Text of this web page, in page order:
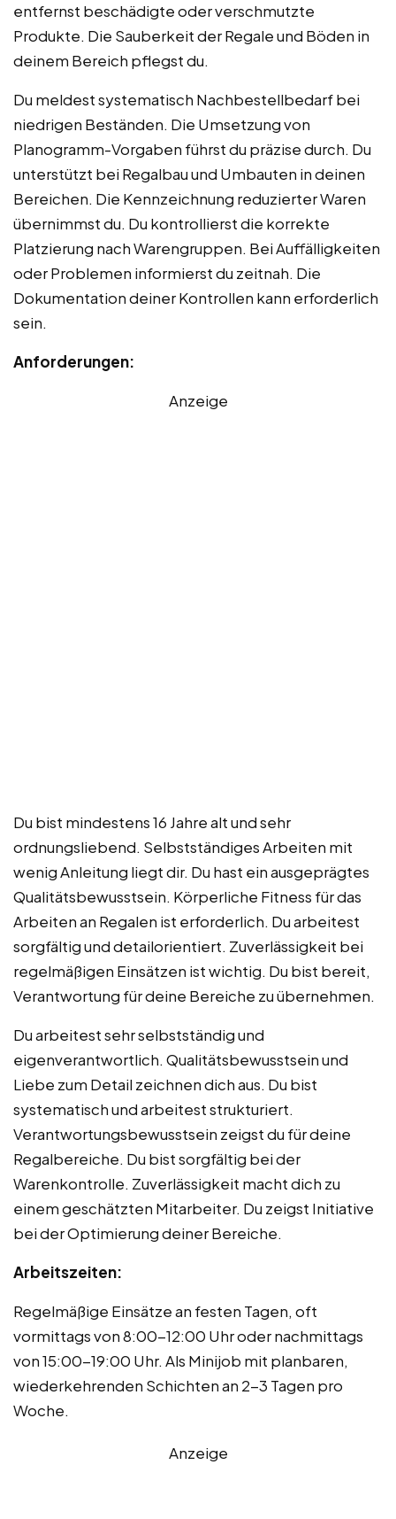
entfernst beschädigte oder verschmutzte
Produkte. Die Sauberkeit der Regale und Böden in
deinem Bereich pflegst du.
Du meldest systematisch Nachbestellbedarf bei
niedrigen Beständen. Die Umsetzung von
Planogramm-Vorgaben führst du präzise durch. Du
unterstützt bei Regalbau und Umbauten in deinen
Bereichen. Die Kennzeichnung reduzierter Waren
übernimmst du. Du kontrollierst die korrekte
Platzierung nach Warengruppen. Bei Auffälligkeiten
oder Problemen informierst du zeitnah. Die
Dokumentation deiner Kontrollen kann erforderlich
sein.
Anforderungen:
Anzeige
Du bist mindestens 16 Jahre alt und sehr
ordnungsliebend. Selbstständiges Arbeiten mit
wenig Anleitung liegt dir. Du hast ein ausgeprägtes
Qualitätsbewusstsein. Körperliche Fitness für das
Arbeiten an Regalen ist erforderlich. Du arbeitest
sorgfältig und detailorientiert. Zuverlässigkeit bei
regelmäßigen Einsätzen ist wichtig. Du bist bereit,
Verantwortung für deine Bereiche zu übernehmen.
Du arbeitest sehr selbstständig und
eigenverantwortlich. Qualitätsbewusstsein und
Liebe zum Detail zeichnen dich aus. Du bist
systematisch und arbeitest strukturiert.
Verantwortungsbewusstsein zeigst du für deine
Regalbereiche. Du bist sorgfältig bei der
Warenkontrolle. Zuverlässigkeit macht dich zu
einem geschätzten Mitarbeiter. Du zeigst Initiative
bei der Optimierung deiner Bereiche.
Arbeitszeiten:
Regelmäßige Einsätze an festen Tagen, oft
vormittags von 8:00-12:00 Uhr oder nachmittags
von 15:00-19:00 Uhr. Als Minijob mit planbaren,
wiederkehrenden Schichten an 2-3 Tagen pro
Woche.
Anzeige